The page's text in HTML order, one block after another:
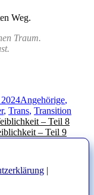
Weg.
Traum.
Kategorien
Angehörige,
, Trans, Transition
– Teil 8
– Teil 9
|